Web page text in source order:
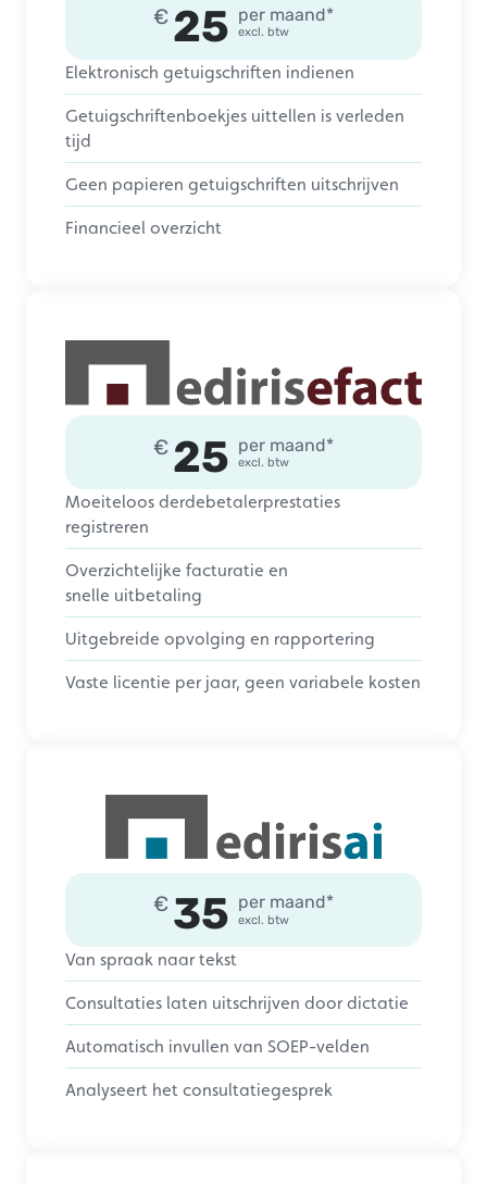
€ 25 per maand*
excl. btw
Elektronisch getuigschriften indienen
Getuigschriftenboekjes uittellen is verleden
tijd
Geen papieren getuigschriften uitschrijven
Financieel overzicht
€ 25 per maand*
excl. btw
Moeiteloos derdebetalerprestaties
registreren
Overzichtelijke facturatie en
snelle uitbetaling
Uitgebreide opvolging en rapportering
Vaste licentie per jaar, geen variabele kosten
€ 35 per maand*
excl. btw
Van spraak naar tekst
Consultaties laten uitschrijven door dictatie
Automatisch invullen van SOEP-velden
Analyseert het consultatiegesprek